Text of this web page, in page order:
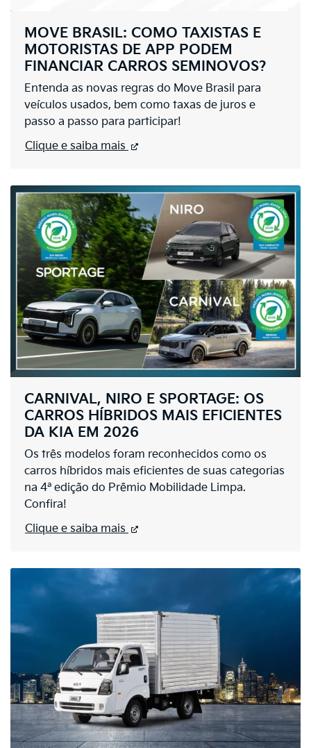
MOVE BRASIL: COMO TAXISTAS E
MOTORISTAS DE APP PODEM
FINANCIAR CARROS SEMINOVOS?
Entenda as novas regras do Move Brasil para
veículos usados, bem como taxas de juros e
passo a passo para participar!
Clique e saiba mais
CARNIVAL, NIRO E SPORTAGE: OS
CARROS HÍBRIDOS MAIS EFICIENTES
DA KIA EM 2026
Os três modelos foram reconhecidos como os
carros híbridos mais eficientes de suas categorias
na 4ª edição do Prêmio Mobilidade Limpa.
Confira!
Clique e saiba mais